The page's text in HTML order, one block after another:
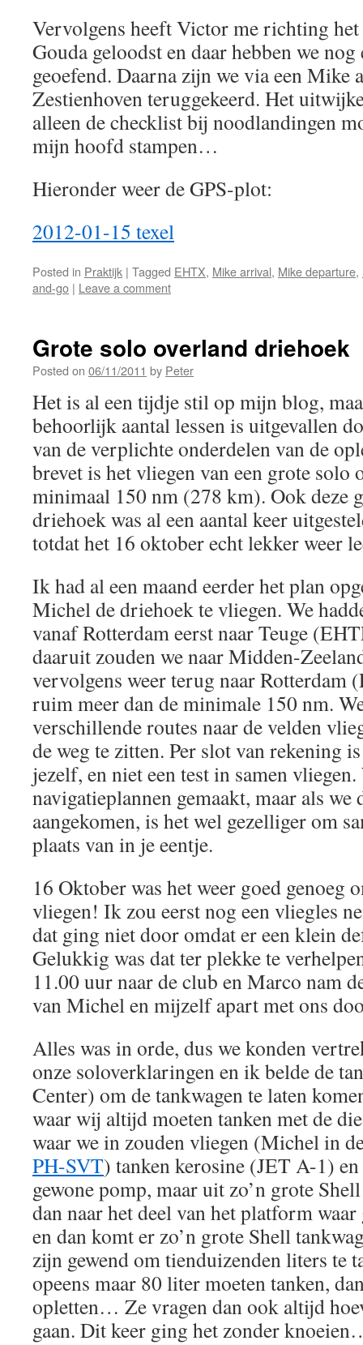
Vervolgens heeft Victor me richting
Gouda geloodst en daar hebben we
geoefend. Daarna zijn we via een Mike
Zestienhoven teruggekeerd. Het
alleen de checklist bij noodlandingen
mijn hoofd stampen…
Hieronder weer de GPS-plot:
2012-01-15 texel
Posted in Praktijk | Tagged EHTX, Mike arrival, Mike departure,
and-go | Leave a comment
Grote solo overland driehoek
Posted on 06/11/2011 by Peter
Het is al een tijdje stil op mijn blog,
behoorlijk aantal lessen is uitgevallen
van de verplichte onderdelen van de
brevet is het vliegen van een grote solo
minimaal 150 nm (278 km). Ook deze
driehoek was al een aantal keer
totdat het 16 oktober echt lekker weer
Ik had al een maand eerder het plan
Michel de driehoek te vliegen. We
vanaf Rotterdam eerst naar Teuge
daaruit zouden we naar Midden-
vervolgens weer terug naar Rotterdam
ruim meer dan de minimale 150 nm.
verschillende routes naar de velden
de weg te zitten. Per slot van rekening
jezelf, en niet een test in samen
navigatieplannen gemaakt, maar als we
aangekomen, is het wel gezelliger om
plaats van in je eentje.
16 Oktober was het weer goed genoeg
vliegen! Ik zou eerst nog een vliegles
dat ging niet door omdat er een klein
Gelukkig was dat ter plekke te
11.00 uur naar de club en Marco nam
van Michel en mijzelf apart met ons
Alles was in orde, dus we konden
onze soloverklaringen en ik belde de
Center) om de tankwagen te laten
waar wij altijd moeten tanken met de
waar we in zouden vliegen (Michel in
PH-SVT) tanken kerosine (JET A-1)
gewone pomp, maar uit zo’n grote
dan naar het deel van het platform
en dan komt er zo’n grote Shell
zijn gewend om tienduizenden liters te
opeens maar 80 liter moeten tanken,
opletten… Ze vragen dan ook altijd
gaan. Dit keer ging het zonder